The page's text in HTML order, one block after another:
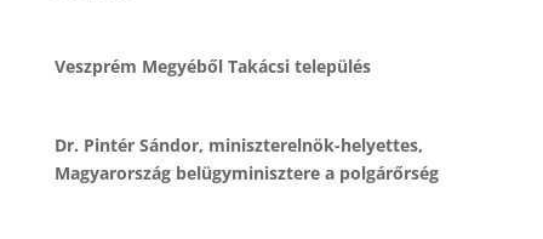
Veszprém Megyéből Takácsi település
Dr. Pintér Sándor, miniszterelnök-helyettes,
Magyarország belügyminisztere a polgárőrség